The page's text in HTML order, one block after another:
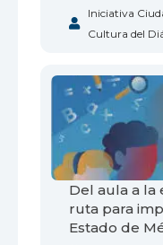
Iniciativa
Cultura del
Del aula a la
ruta para
Estado de